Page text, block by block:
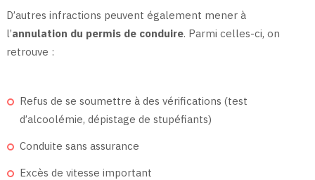
D’autres infractions peuvent également mener à
l’annulation du permis de conduire. Parmi celles-ci, on
retrouve :
Refus de se soumettre à des vérifications (test
d’alcoolémie, dépistage de stupéfiants)
Conduite sans assurance
Excès de vitesse important